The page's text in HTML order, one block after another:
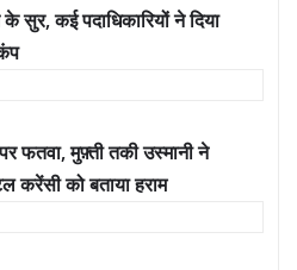
सुर, कई पदाधिकारियों ने दिया
फतवा, मुफ़्ती तकी उस्मानी ने
करेंसी को बताया हराम